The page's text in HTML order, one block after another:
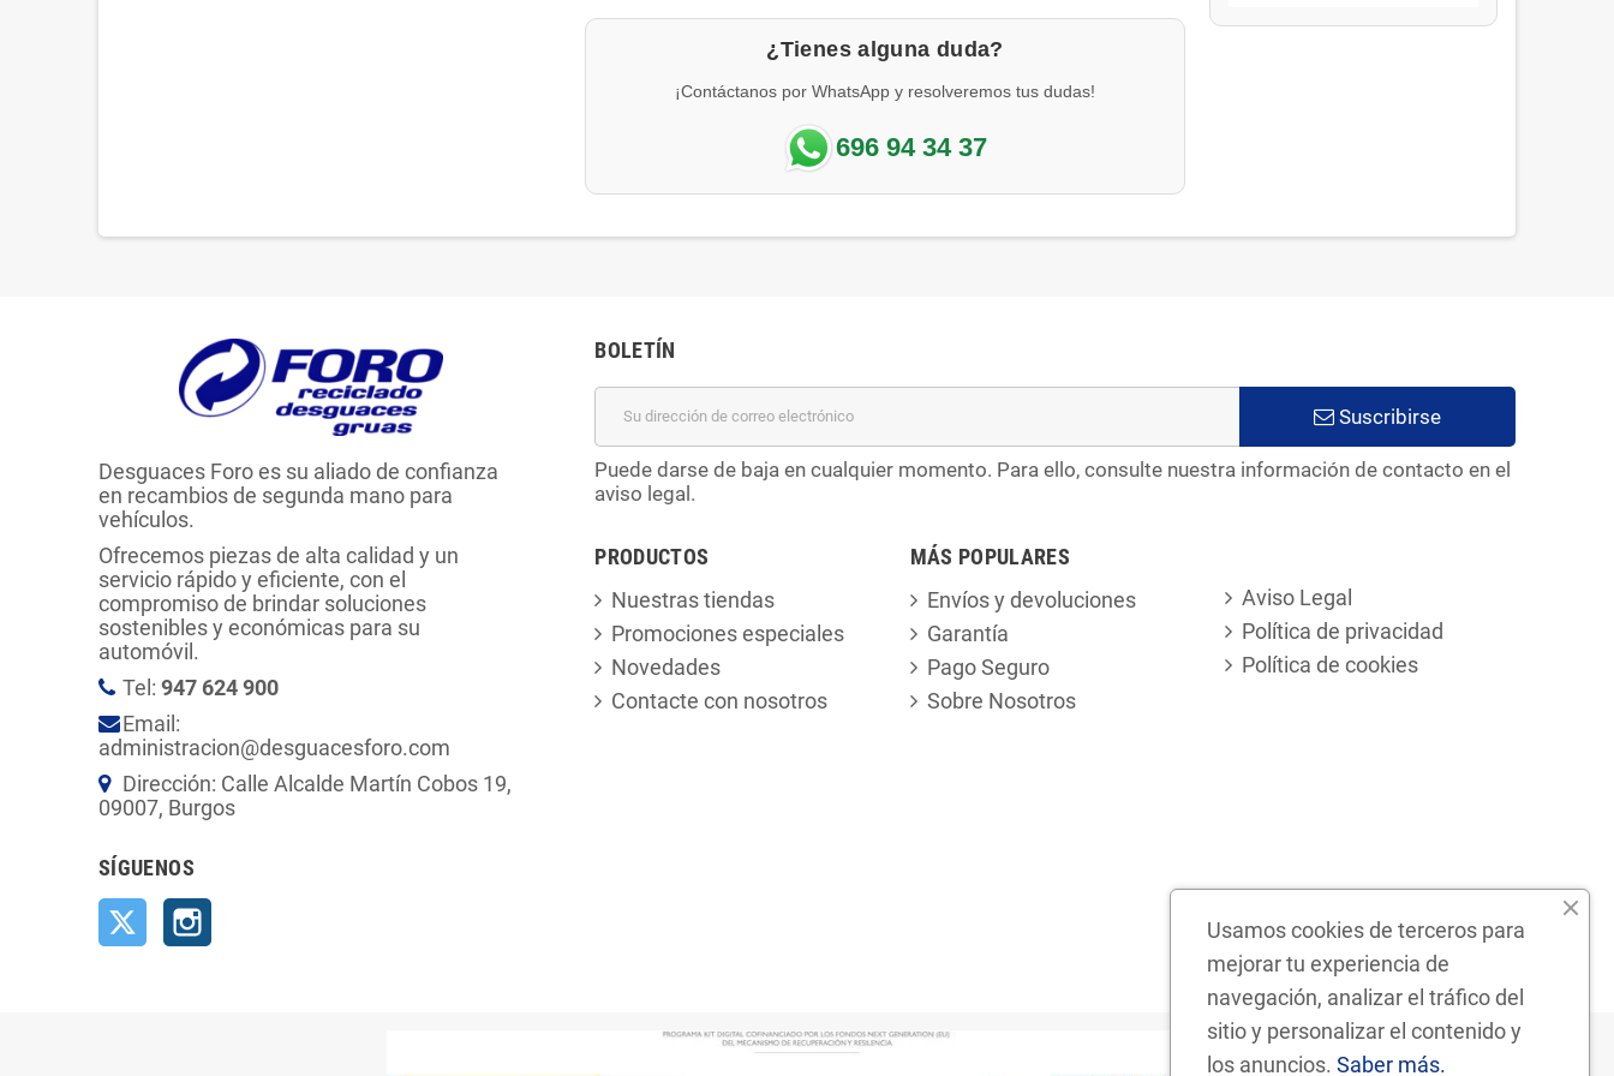
¿Tienes alguna duda?
¡Contáctanos por WhatsApp y resolveremos tus dudas!
696 94 34 37
Desguaces Foro es su aliado de confianza
en recambios de segunda mano para
vehículos.
Ofrecemos piezas de alta calidad y un
servicio rápido y eficiente, con el
compromiso de brindar soluciones
sostenibles y económicas para su
automóvil.
Tel: 947 624 900
Email:
administracion@desguacesforo.com
Dirección: Calle Alcalde Martín Cobos 19,
09007, Burgos
SÍGUENOS
Twitter
BOLETÍN
Suscribirse
Puede darse de baja en cualquier momento. Para ello, consulte nuestra información de contacto en el
aviso legal.
PRODUCTOS
Nuestras tiendas
Promociones especiales
Novedades
Contacte con nosotros
MÁS POPULARES
Envíos y devoluciones
Garantía
Pago Seguro
Sobre Nosotros
Aviso Legal
Política de privacidad
Política de cookies
Usamos cookies de terceros para
mejorar tu experiencia de
navegación, analizar el tráfico del
sitio y personalizar el contenido y
los anuncios. Saber más.